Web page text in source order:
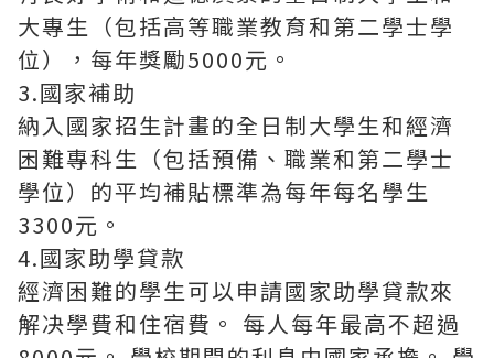
大專生（包括高等職業教育和第二學士學
位），每年獎勵5000元。
3.國家補助
納入國家招生計畫的全日制大學生和經濟
困難專科生（包括預備、職業和第二學士
學位）的平均補貼標準為每年每名學生
3300元。
4.國家助學貸款
經濟困難的學生可以申請國家助學貸款來
解决學費和住宿費。 每人每年最高不超過